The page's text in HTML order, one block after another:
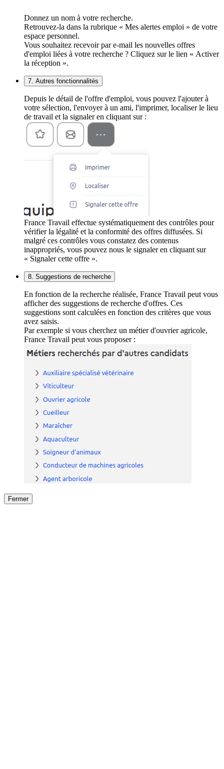
Donnez un nom à votre recherche.
Retrouvez-la dans la rubrique « Mes alertes emploi » de votre
espace personnel.
Vous souhaitez recevoir par e-mail les nouvelles offres
d'emploi liées à votre recherche ? Cliquez sur le lien « Activer
la réception ».
7. Autres fonctionnalités
Depuis le détail de l'offre d'emploi, vous pouvez l'ajouter à
votre sélection, l'envoyer à un ami, l'imprimer, localiser le lieu
de travail et la signaler en cliquant sur :
France Travail effectue systématiquement des contrôles pour
vérifier la légalité et la conformité des offres diffusées. Si
malgré ces contrôles vous constatez des contenus
inappropriés, vous pouvez nous le signaler en cliquant sur
« Signaler cette offre ».
8. Suggestions de recherche
En fonction de la recherche réalisée, France Travail peut vous
afficher des suggestions de recherche d'offres. Ces
suggestions sont calculées en fonction des critères que vous
avez saisis.
Par exemple si vous cherchez un métier d'ouvrier agricole,
France Travail peut vous proposer :
Fermer